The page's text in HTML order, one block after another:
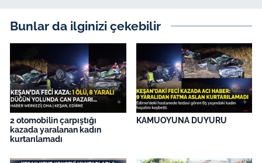
Bunlar da ilginizi çekebilir
2 otomobilin çarpıştığı
kazada yaralanan kadın
kurtarılamadı
KAMUOYUNA DUYURU